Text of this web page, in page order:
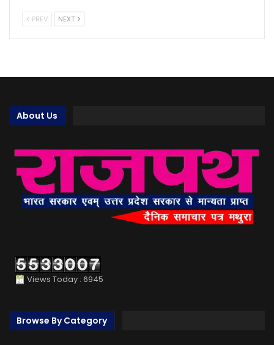
PREV NEXT
About Us
Views Today : 6945
Browse By Category